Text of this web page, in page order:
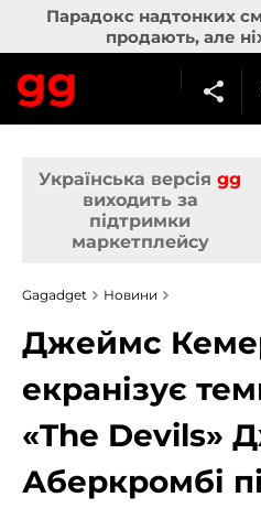
Парадокс надтонких
продають, але
Українська версія gg
виходить за
підтримки
маркетплейсу
Gagadget Новини
Джеймс
екранізує
«The Devils»
Аберкромбі